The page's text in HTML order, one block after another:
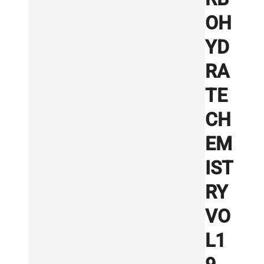
OH
YD
RA
TE
CH
EM
IST
RY
VO
L1